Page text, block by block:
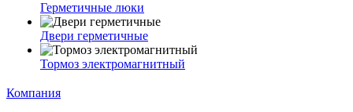
Герметичные люки
Двери герметичные
Тормоз электромагнитный
Компания